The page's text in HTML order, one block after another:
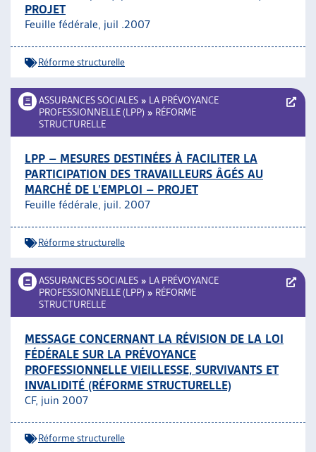
PROJET
Feuille fédérale, juil .2007
Réforme structurelle
ASSURANCES SOCIALES » LA PRÉVOYANCE
PROFESSIONNELLE (LPP) » RÉFORME
STRUCTURELLE
LPP – MESURES DESTINÉES À FACILITER LA
PARTICIPATION DES TRAVAILLEURS ÂGÉS AU
MARCHÉ DE L’EMPLOI – PROJET
Feuille fédérale, juil. 2007
Réforme structurelle
ASSURANCES SOCIALES » LA PRÉVOYANCE
PROFESSIONNELLE (LPP) » RÉFORME
STRUCTURELLE
MESSAGE CONCERNANT LA RÉVISION DE LA LOI
FÉDÉRALE SUR LA PRÉVOYANCE
PROFESSIONNELLE VIEILLESSE, SURVIVANTS ET
INVALIDITÉ (RÉFORME STRUCTURELLE)
CF, juin 2007
Réforme structurelle